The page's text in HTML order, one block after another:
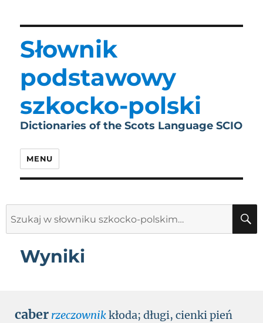
Słownik
podstawowy
szkocko-polski
Dictionaries of the Scots Language SCIO
MENU
Wyniki
caber rzeczownikkłoda; długi, cienki pień